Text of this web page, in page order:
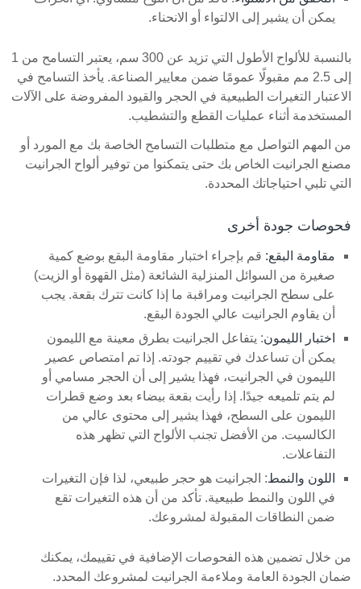
يمكن أن يشير إلى الالتواء أو الانحناء.
بالنسبة للألواح الأطول التي تزيد عن 300 سم، يعتبر التسامح من 1
إلى 2.5 مم مقبولًا عمومًا ضمن معايير الصناعة. يأخذ التسامح في
الاعتبار التغيرات الطبيعية في الحجر والقيود المفروضة على الآلات
المستخدمة أثناء عمليات القطع والتشطيب.
من المهم التواصل مع متطلبات التسامح الخاصة بك مع المورد أو
مصنع الجرانيت الخاص بك حتى يتمكنوا من توفير ألواح الجرانيت
التي تلبي احتياجاتك المحددة.
فحوصات جودة أخرى
مقاومة البقع: قم بإجراء اختبار مقاومة البقع بوضع كمية
صغيرة من السوائل المنزلية الشائعة (مثل القهوة أو الزيت)
على سطح الجرانيت ومراقبة ما إذا كانت تترك بقعة. يجب
أن يقاوم الجرانيت عالي الجودة البقع.
اختبار الليمون: يتفاعل الجرانيت بطرق معينة مع الليمون
يمكن أن تساعدك في تقييم جودته. إذا تم امتصاص عصير
الليمون في الجرانيت، فهذا يشير إلى أن الحجر مسامي أو
لم يتم تلميعه جيدًا. إذا رأيت بقعة بيضاء بعد وضع قطرات
الليمون على السطح، فهذا يشير إلى محتوى عالي من
الكالسيت. من الأفضل تجنب الألواح التي تظهر هذه
التفاعلات.
اللون والنمط: الجرانيت هو حجر طبيعي، لذا فإن التغيرات
في اللون والنمط طبيعية. تأكد من أن هذه التغيرات تقع
ضمن النطاقات المقبولة لمشروعك.
من خلال تضمين هذه الفحوصات الإضافية في تقييمك، يمكنك
ضمان الجودة العامة وملاءمة الجرانيت لمشروعك المحدد.